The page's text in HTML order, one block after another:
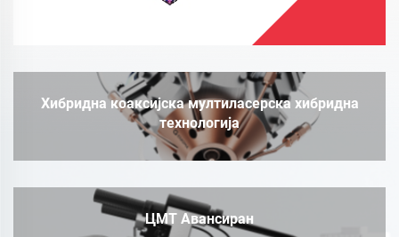
Хибридна коаксијска мултиласерска хибридна
технологија
ЦМТ Авансиран